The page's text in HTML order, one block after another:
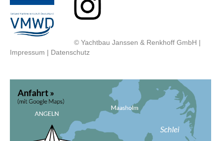
© Yachtbau Janssen & Renkhoff GmbH |
Impressum | Datenschutz